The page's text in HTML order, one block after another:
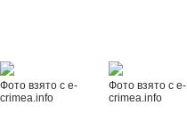
Фото взято с e-
crimea.info
Фото взято с e-
crimea.info